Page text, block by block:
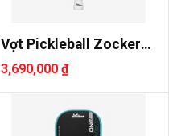
Vợt Pickleball Zocker
Power ..
3,690,000 ₫